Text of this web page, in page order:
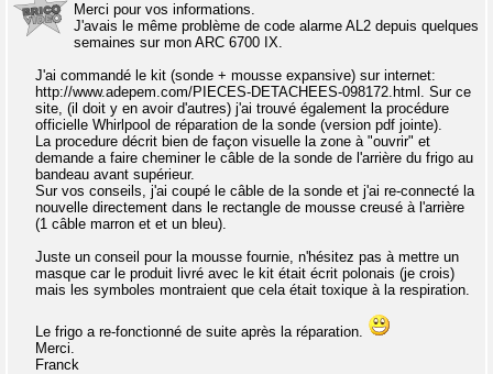
Merci pour vos informations.
J'avais le même problème de code alarme AL2 depuis quelques
semaines sur mon ARC 6700 IX.
J'ai commandé le kit (sonde + mousse expansive) sur internet:
http://www.adepem.com/PIECES-DETACHEES-098172.html. Sur ce
site, (il doit y en avoir d'autres) j'ai trouvé également la procédure
officielle Whirlpool de réparation de la sonde (version pdf jointe).
La procedure décrit bien de façon visuelle la zone à "ouvrir" et
demande a faire cheminer le câble de la sonde de l'arrière du frigo au
bandeau avant supérieur.
Sur vos conseils, j'ai coupé le câble de la sonde et j'ai re-connecté la
nouvelle directement dans le rectangle de mousse creusé à l'arrière
(1 câble marron et et un bleu).
Juste un conseil pour la mousse fournie, n'hésitez pas à mettre un
masque car le produit livré avec le kit était écrit polonais (je crois)
mais les symboles montraient que cela était toxique à la respiration.
Le frigo a re-fonctionné de suite après la réparation.
Merci.
Franck